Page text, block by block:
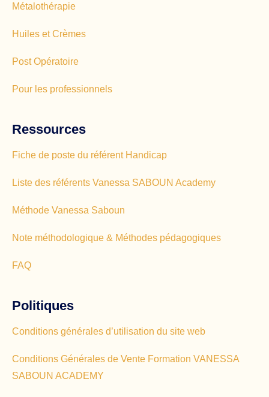
Métalothérapie
Huiles et Crèmes
Post Opératoire
Pour les professionnels
Ressources
Fiche de poste du référent Handicap
Liste des référents Vanessa SABOUN Academy
Méthode Vanessa Saboun
Note méthodologique & Méthodes pédagogiques
FAQ
Politiques
Conditions générales d’utilisation du site web
Conditions Générales de Vente Formation VANESSA
SABOUN ACADEMY